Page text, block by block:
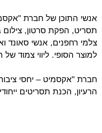
אנשי התוכן של חברת
תסריט, הפקת סרטון, צילום
צלמי רחפנים, אנשי סאונד
למוצר הסופי. ליווי צמוד
חברת "אקסמיט – יחסי
הרעיון, הכנת תסריטים